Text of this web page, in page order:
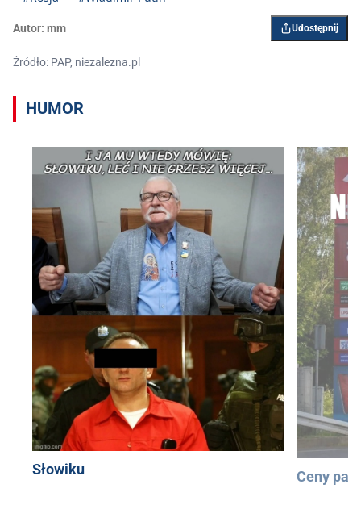
Autor: mm Udostępnij
Źródło: PAP, niezalezna.pl
HUMOR
Słowiku Ceny